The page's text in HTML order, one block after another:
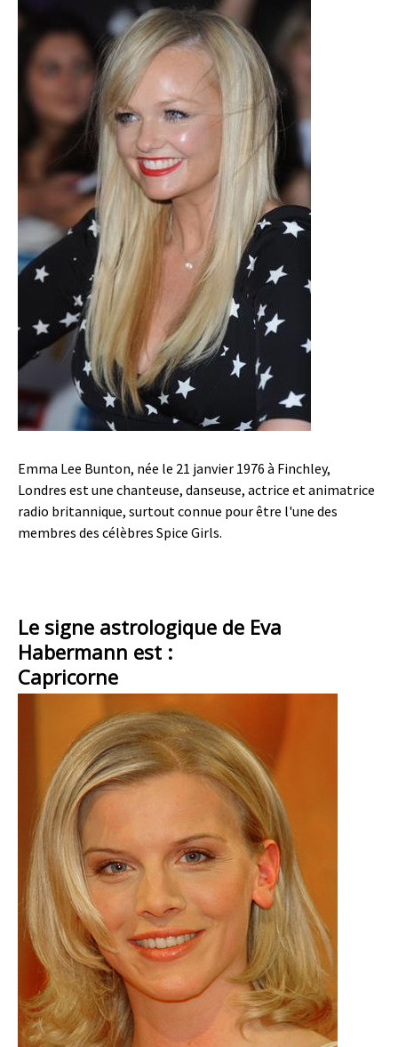
Emma Lee Bunton, née le 21 janvier 1976 à Finchley,
Londres est une chanteuse, danseuse, actrice et animatrice
radio britannique, surtout connue pour être l'une des
membres des célèbres Spice Girls.
Le signe astrologique de Eva
Habermann est :
Capricorne